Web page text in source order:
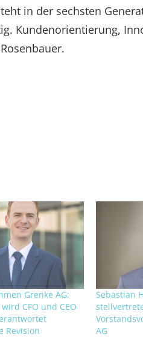
in der sechsten
Kundenorientierung,
Grenke AG:
CFO und CEO
Revision
Sebastian
AG